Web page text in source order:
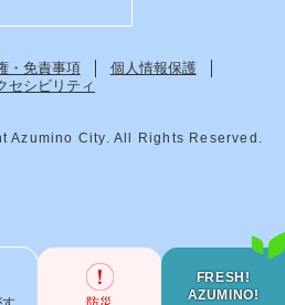
FRESH!
AZUMINO!
・免責事項
個人情報保護
セシビリティ
Azumino City. All Rights Reserved.